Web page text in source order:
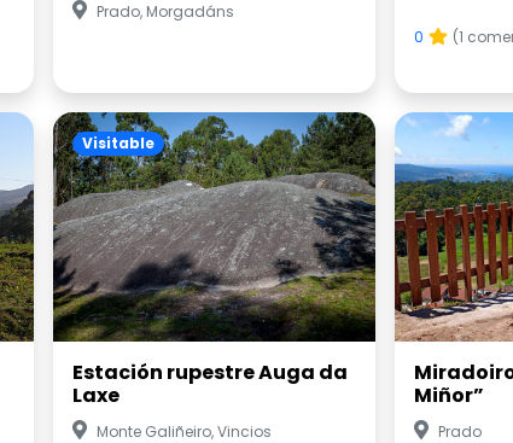
Prado, Morgadáns
0 (1
Visitable
Estación rupestre Auga da
Laxe
Monte Galiñeiro, Vincios
Miñor”
Prado